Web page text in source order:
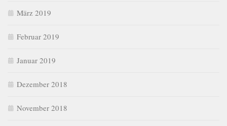
März 2019
Februar 2019
Januar 2019
Dezember 2018
November 2018